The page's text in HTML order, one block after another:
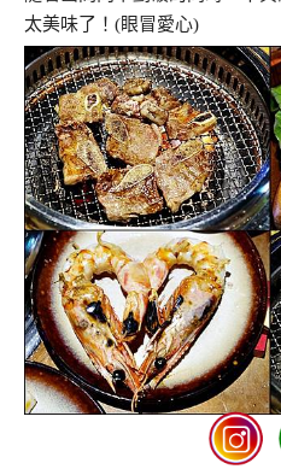
太美味了！(眼冒愛心)